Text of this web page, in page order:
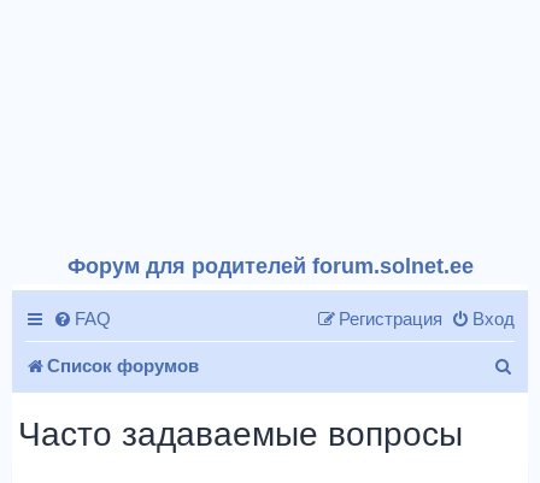
Форум для родителей forum.solnet.ee
FAQ Вход
Регистрация
Список форумов
Часто задаваемые вопросы